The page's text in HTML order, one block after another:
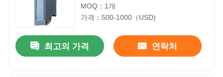
MOQ：1개
가격：500-1000（USD)
최고의 가격 연락처